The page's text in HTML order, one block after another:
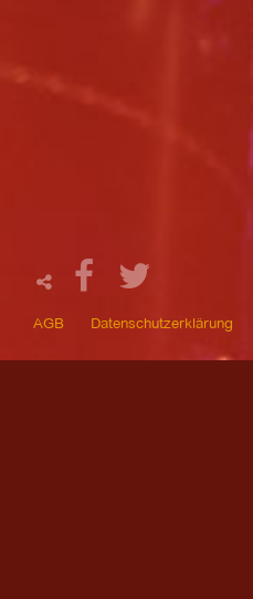
AGB Datenschutzerklärung